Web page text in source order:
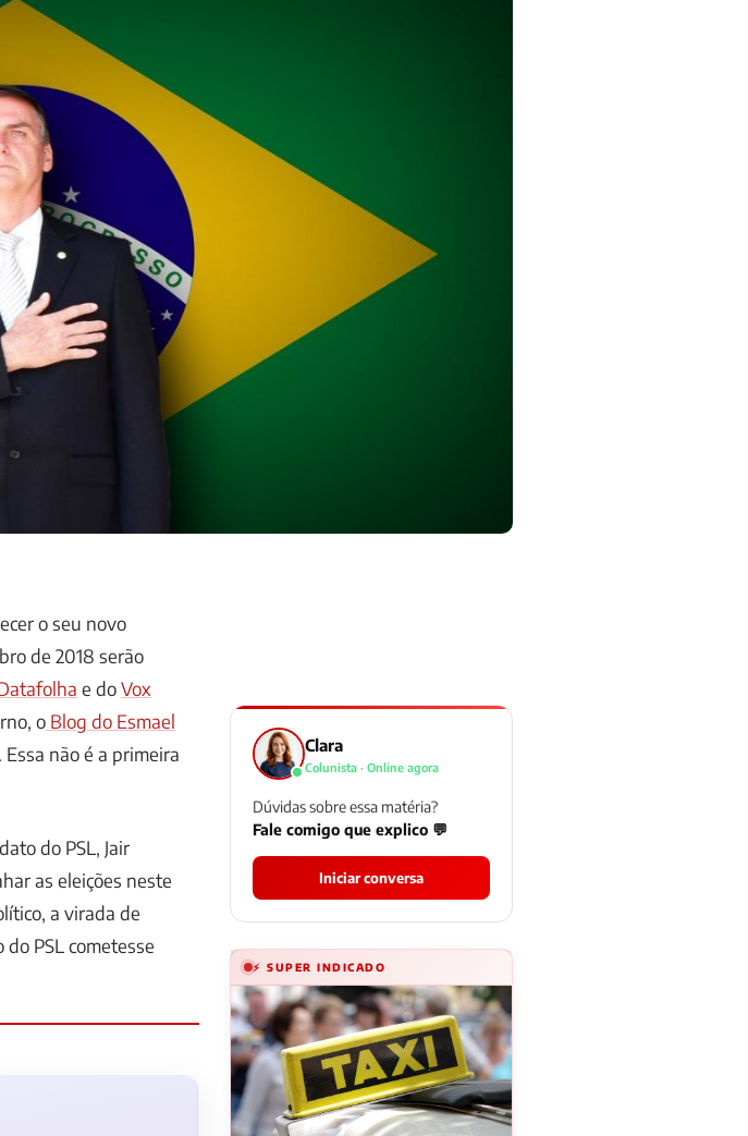
o seu novo
de 2018 serão
e doVox
o Blog do Esmael
não é a primeira
do PSL, Jair
as eleições neste
a virada de
PSL cometesse
Clara
Colunista · Online agora
Dúvidas sobre essa matéria?
Fale comigo que explico 💬
Iniciar conversa
⚡ SUPER INDICADO